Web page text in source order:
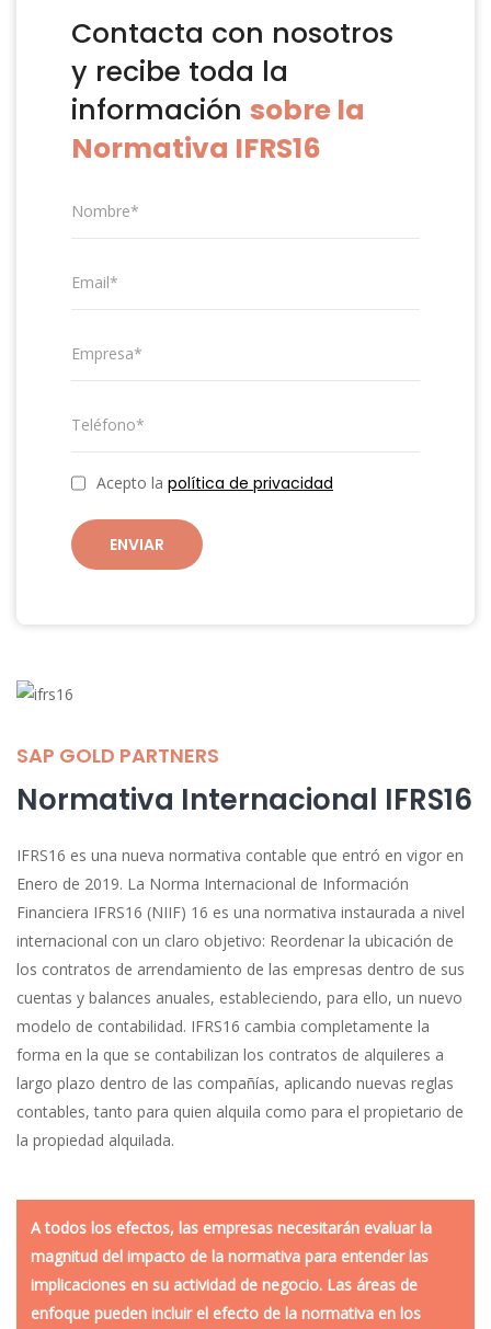
Contacta con nosotros
y recibe toda la
información sobre la
Normativa IFRS16
Acepto la política de privacidad
ENVIAR
SAP GOLD PARTNERS
Normativa Internacional IFRS16
IFRS16 es una nueva normativa contable que entró en vigor en
Enero de 2019. La Norma Internacional de Información
Financiera IFRS16 (NIIF) 16 es una normativa instaurada a nivel
internacional con un claro objetivo: Reordenar la ubicación de
los contratos de arrendamiento de las empresas dentro de sus
cuentas y balances anuales, estableciendo, para ello, un nuevo
modelo de contabilidad. IFRS16 cambia completamente la
forma en la que se contabilizan los contratos de alquileres a
largo plazo dentro de las compañías, aplicando nuevas reglas
contables, tanto para quien alquila como para el propietario de
la propiedad alquilada.
A todos los efectos, las empresas necesitarán evaluar la
magnitud del impacto de la normativa para entender las
implicaciones en su actividad de negocio. Las áreas de
enfoque pueden incluir el efecto de la normativa en los